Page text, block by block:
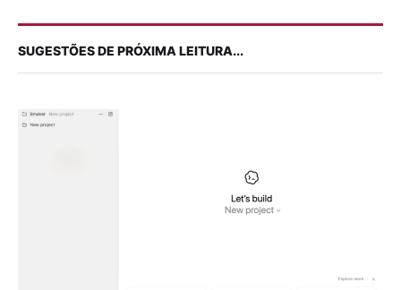
SUGESTÕES DE PRÓXIMA LEITURA...